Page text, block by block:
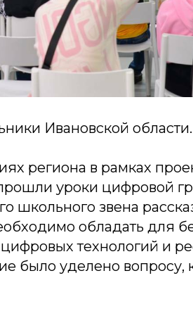
Ивановской области.
региона в рамках
уроки цифровой
школьного звена
обладать для
технологий и
было уделено вопросу,